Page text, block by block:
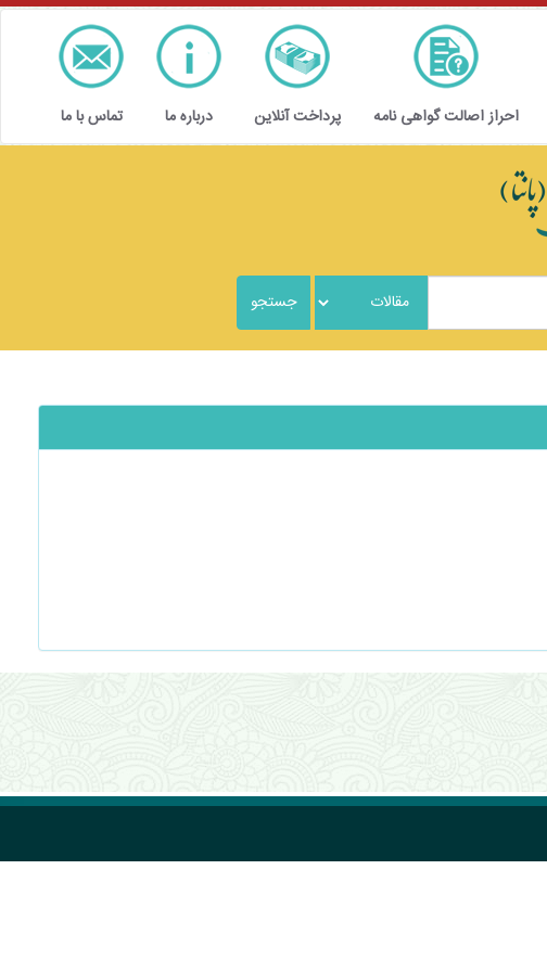
احراز اصالت گواهی نامه پرداخت آنلاین درباره ما تماس با ما